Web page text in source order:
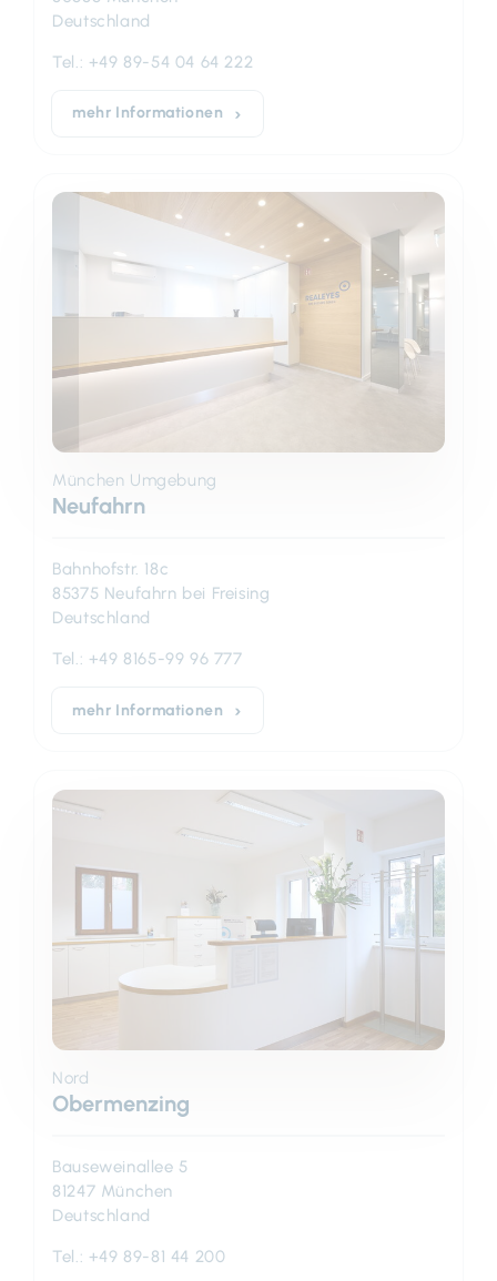
Deutschland
Tel.: +49 89-54 04 64 222
mehr Informationen
München Umgebung
Neufahrn
Bahnhofstr. 18c
85375 Neufahrn bei Freising
Deutschland
Tel.: +49 8165-99 96 777
mehr Informationen
Nord
Obermenzing
Bauseweinallee 5
81247 München
Deutschland
Tel.: +49 89-81 44 200